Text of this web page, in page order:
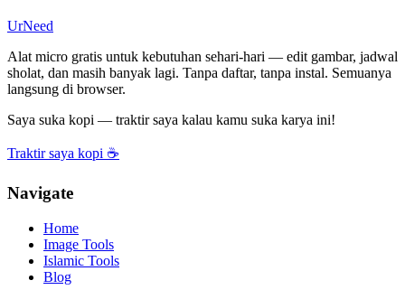
UrNeed
Alat micro gratis untuk kebutuhan sehari-hari — edit gambar, jadwal
sholat, dan masih banyak lagi. Tanpa daftar, tanpa instal. Semuanya
langsung di browser.
Saya suka kopi — traktir saya kalau kamu suka karya ini!
Traktir saya kopi ☕
Navigate
Home
Image Tools
Islamic Tools
Blog